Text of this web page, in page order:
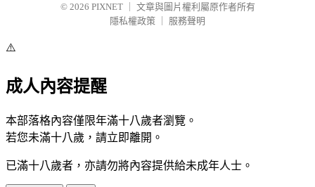
© 2026 PIXNET
文章與圖片權利屬原作者所有
隱私權政策
服務聲明
⚠️
成人內容提醒
本部落格內容僅限年滿十八歲者瀏覽。
若您未滿十八歲，請立即離開。
已滿十八歲者，亦請勿將內容提供給未成年人士。